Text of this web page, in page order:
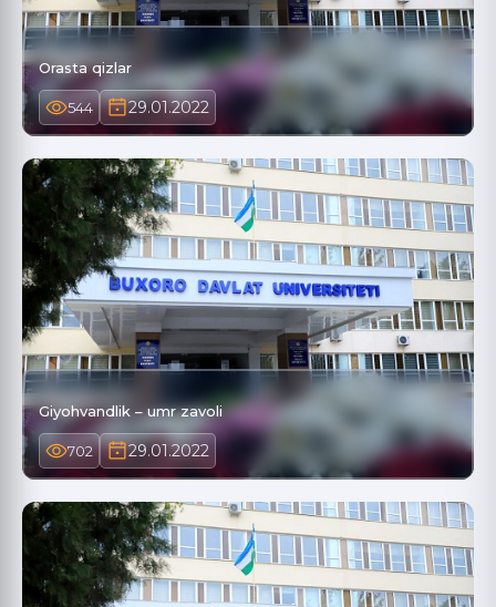
Orasta qizlar
544 29.01.2022
Giyohvandlik – umr zavoli
702 29.01.2022